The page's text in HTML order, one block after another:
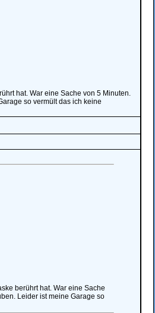
hat. War eine Sache von 5 Minuten.
so vermült das ich keine
berührt hat. War eine Sache
Leider ist meine Garage so